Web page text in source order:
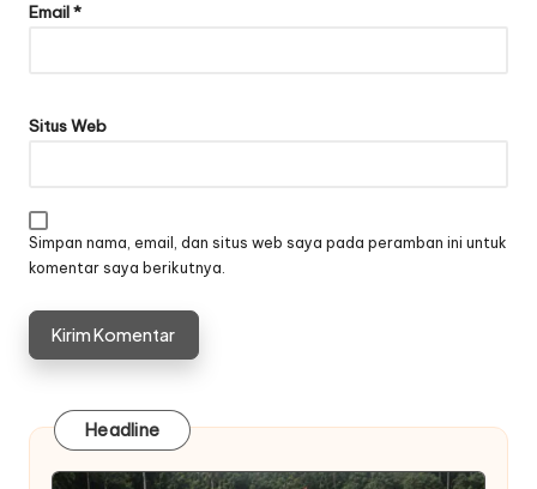
Email*
Situs Web
Simpan nama, email, dan situs web saya pada peramban ini untuk
komentar saya berikutnya.
Headline